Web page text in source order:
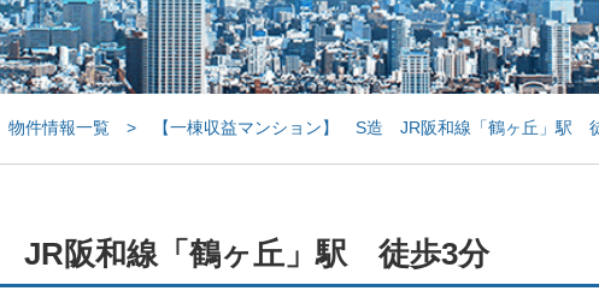
物件情報一覧 > 【一棟収益マンション】 S造 JR阪和線「鶴ヶ丘」駅
JR阪和線「鶴ヶ丘」駅 徒歩3分